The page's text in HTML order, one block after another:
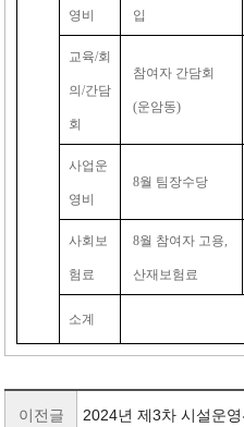
영비 입
교육/회
의/간담
회
참여자 간담회
(운암동)
사업운
영비
8월 팀장수당
사회보
험료
8월 참여자 고용,
산재보험료
소계
이전글 2024년 제3차 시설운